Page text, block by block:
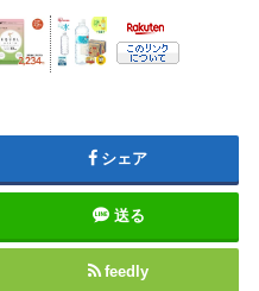
シェア
送る
feedly